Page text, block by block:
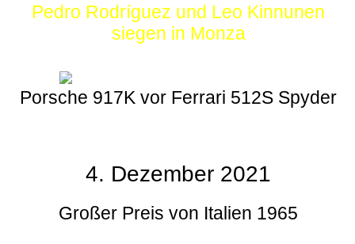
Pedro Rodríguez und Leo Kinnunen
siegen in Monza
Porsche 917K vor Ferrari 512S Spyder
4. Dezember 2021
Großer Preis von Italien 1965